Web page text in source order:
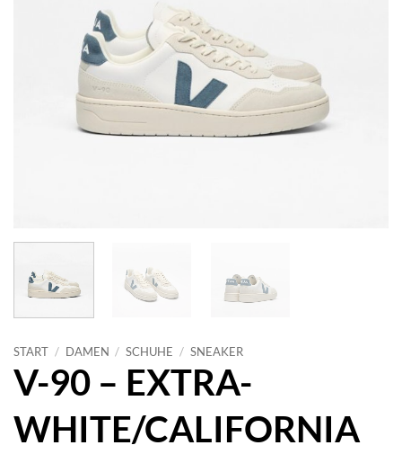
START / DAMEN / SCHUHE / SNEAKER
V-90 – EXTRA-
WHITE/CALIFORNIA